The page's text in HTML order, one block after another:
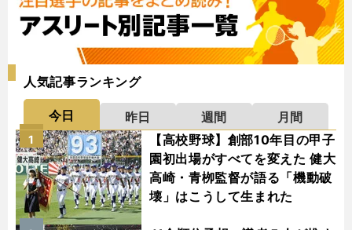
人気記事ランキング
今日 昨日 週間
月間
【高校野球】創部10年目の甲子
園初出場がすべてを変えた 健大
高崎・青栁監督が語る「機動破
壊」はこうして生まれた
1